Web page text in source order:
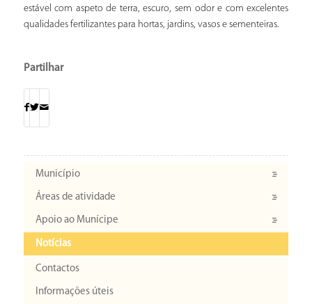
estável com aspeto de terra, escuro, sem odor e com excelentes
qualidades fertilizantes para hortas, jardins, vasos e sementeiras.
Partilhar
Município
Áreas de atividade
Apoio ao Munícipe
Notícias
Contactos
Informações úteis